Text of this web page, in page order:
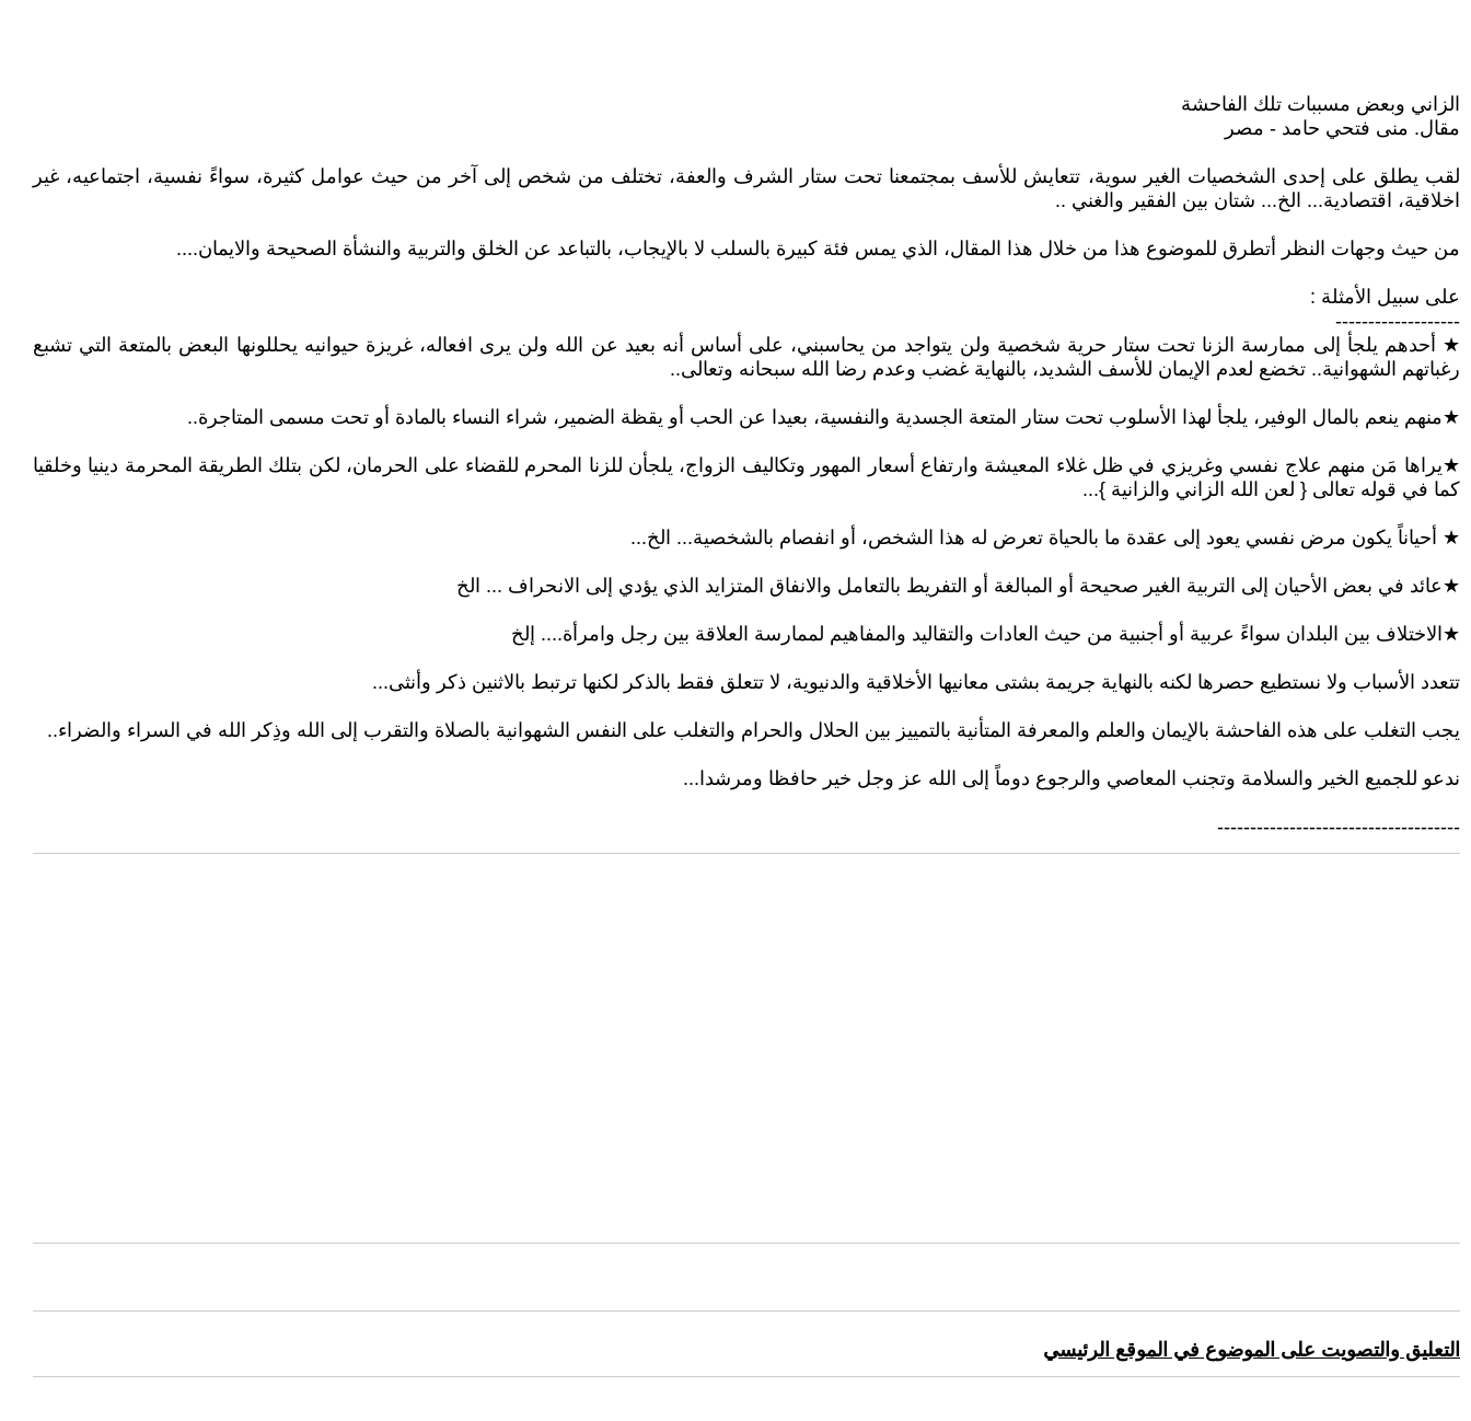
الزاني وبعض مسببات تلك الفاحشة
مقال. منى فتحي حامد - مصر
لقب يطلق على إحدى الشخصيات الغير سوية، تتعايش للأسف بمجتمعنا تحت ستار الشرف والعفة، تختلف من شخص إلى آخر من حيث عوامل كثيرة، سواءً نفسية، اجتماعيه، غير
اخلاقية، اقتصادية... الخ... شتان بين الفقير والغني ..
من حيث وجهات النظر أتطرق للموضوع هذا من خلال هذا المقال، الذي يمس فئة كبيرة بالسلب لا بالإيجاب، بالتباعد عن الخلق والتربية والنشأة الصحيحة والايمان....
على سبيل الأمثلة :
-------------------
★ أحدهم يلجأ إلى ممارسة الزنا تحت ستار حرية شخصية ولن يتواجد من يحاسبني، على أساس أنه بعيد عن الله ولن يرى افعاله، غريزة حيوانيه يحللونها البعض بالمتعة التي تشبع
رغباتهم الشهوانية.. تخضع لعدم الإيمان للأسف الشديد، بالنهاية غضب وعدم رضا الله سبحانه وتعالى..
★منهم ينعم بالمال الوفير، يلجأ لهذا الأسلوب تحت ستار المتعة الجسدية والنفسية، بعيدا عن الحب أو يقظة الضمير، شراء النساء بالمادة أو تحت مسمى المتاجرة..
★يراها مَن منهم علاج نفسي وغريزي في ظل غلاء المعيشة وارتفاع أسعار المهور وتكاليف الزواج، يلجأن للزنا المحرم للقضاء على الحرمان، لكن بتلك الطريقة المحرمة دينيا وخلقيا
كما في قوله تعالى { لعن الله الزاني والزانية }...
★ أحياناً يكون مرض نفسي يعود إلى عقدة ما بالحياة تعرض له هذا الشخص، أو انفصام بالشخصية... الخ...
★عائد في بعض الأحيان إلى التربية الغير صحيحة أو المبالغة أو التفريط بالتعامل والانفاق المتزايد الذي يؤدي إلى الانحراف ... الخ
★الاختلاف بين البلدان سواءً عربية أو أجنبية من حيث العادات والتقاليد والمفاهيم لممارسة العلاقة بين رجل وامرأة.... إلخ
تتعدد الأسباب ولا نستطيع حصرها لكنه بالنهاية جريمة بشتى معانيها الأخلاقية والدنيوية، لا تتعلق فقط بالذكر لكنها ترتبط بالاثنين ذكر وأنثى...
يجب التغلب على هذه الفاحشة بالإيمان والعلم والمعرفة المتأنية بالتمييز بين الحلال والحرام والتغلب على النفس الشهوانية بالصلاة والتقرب إلى الله وذِكر الله في السراء والضراء..
ندعو للجميع الخير والسلامة وتجنب المعاصي والرجوع دوماً إلى الله عز وجل خير حافظا ومرشدا...
-------------------------------------
التعليق والتصويت على الموضوع في الموقع الرئيسي